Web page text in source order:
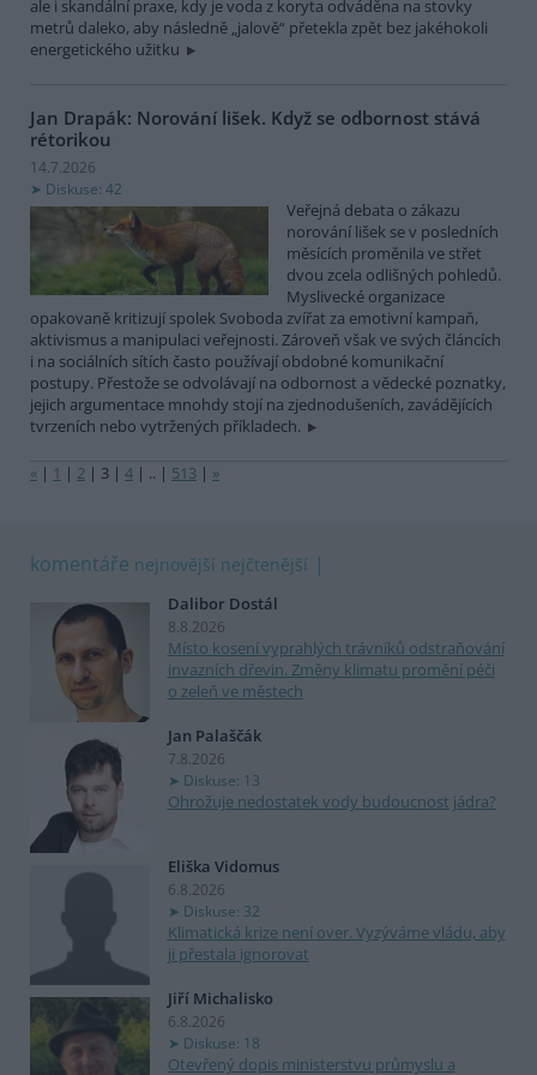
ale i skandální praxe, kdy je voda z koryta odváděna na stovky
metrů daleko, aby následně „jalově“ přetekla zpět bez jakéhokoli
energetického užitku
Jan Drapák: Norování lišek. Když se odbornost stává
rétorikou
14.7.2026
Diskuse: 42
Veřejná debata o zákazu
norování lišek se v posledních
měsících proměnila ve střet
dvou zcela odlišných pohledů.
Myslivecké organizace
opakovaně kritizují spolek Svoboda zvířat za emotivní kampaň,
aktivismus a manipulaci veřejnosti. Zároveň však ve svých článcích
i na sociálních sítích často používají obdobné komunikační
postupy. Přestože se odvolávají na odbornost a vědecké poznatky,
jejich argumentace mnohdy stojí na zjednodušeních, zavádějících
tvrzeních nebo vytržených příkladech.
« | 1 | 2 | 3 | 4 | .. | 513 | »
komentáře nejnovější nejčtenější
Dalibor Dostál
8.8.2026
Místo kosení vyprahlých trávníků odstraňování
invazních dřevin. Změny klimatu promění péči
o zeleň ve městech
Jan Palaščák
7.8.2026
Diskuse: 13
Ohrožuje nedostatek vody budoucnost jádra?
Eliška Vidomus
6.8.2026
Diskuse: 32
Klimatická krize není over. Vyzýváme vládu, aby
ji přestala ignorovat
Jiří Michalisko
6.8.2026
Diskuse: 18
Otevřený dopis ministerstvu průmyslu a